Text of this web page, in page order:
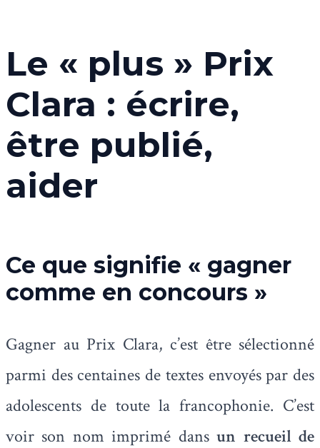
Le « plus » Prix
Clara : écrire,
être publié,
aider
Ce que signifie « gagner
comme en concours »
Gagner au Prix Clara, c’est être sélectionné
parmi des centaines de textes envoyés par des
adolescents de toute la francophonie. C’est
voir son nom imprimé dansun recueil de